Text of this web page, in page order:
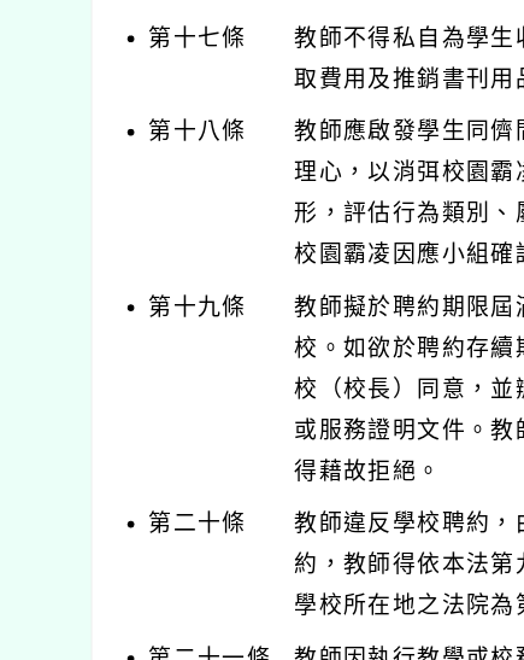
第十七條 教師不得私自為學生
取費用及推銷書刊用
第十八條
教師應啟發學生同儕
理心，以消弭校園
形，評估行為類別、
校園霸凌因應小組確
第十九條 教師擬於聘約期限屆
校。如欲於聘約存續
校（校長）同意，
或服務證明文件。
得藉故拒絕。
第二十條 教師違反學校聘約
約，教師得依本法
學校所在地之法院為